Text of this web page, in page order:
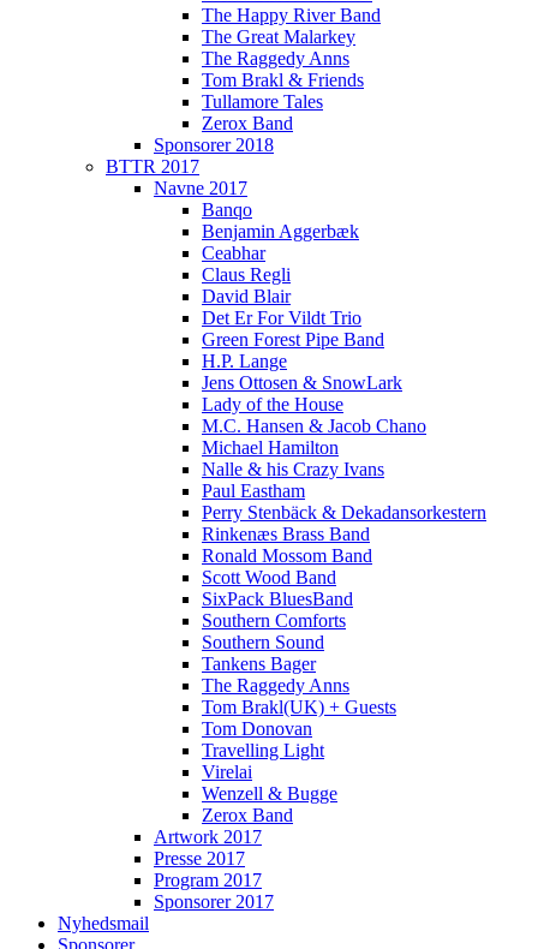
The Happy River Band
The Great Malarkey
The Raggedy Anns
Tom Brakl & Friends
Tullamore Tales
Zerox Band
Sponsorer 2018
BTTR 2017
Navne 2017
Banqo
Benjamin Aggerbæk
Ceabhar
Claus Regli
David Blair
Det Er For Vildt Trio
Green Forest Pipe Band
H.P. Lange
Jens Ottosen & SnowLark
Lady of the House
M.C. Hansen & Jacob Chano
Michael Hamilton
Nalle & his Crazy Ivans
Paul Eastham
Perry Stenbäck & Dekadansorkestern
Rinkenæs Brass Band
Ronald Mossom Band
Scott Wood Band
SixPack BluesBand
Southern Comforts
Southern Sound
Tankens Bager
The Raggedy Anns
Tom Brakl(UK) + Guests
Tom Donovan
Travelling Light
Virelai
Wenzell & Bugge
Zerox Band
Artwork 2017
Presse 2017
Program 2017
Sponsorer 2017
Nyhedsmail